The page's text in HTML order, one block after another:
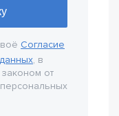
Согласие
, в
от